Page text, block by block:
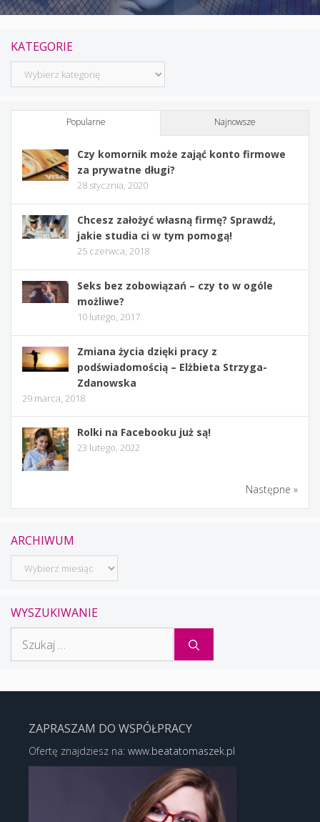
KATEGORIE
Kategorie
Popularne Najnowsze
Czy komornik może zająć konto firmowe
za prywatne długi?
28 stycznia, 2020
Chcesz założyć własną firmę? Sprawdź,
jakie studia ci w tym pomogą!
25 czerwca, 2018
Seks bez zobowiązań – czy to w ogóle
możliwe?
10 lutego, 2017
Zmiana życia dzięki pracy z
podświadomością – Elżbieta Strzyga-
Zdanowska
29 marca, 2018
Rolki na Facebooku już są!
23 lutego, 2022
Następne »
ARCHIWUM
Archiwum
WYSZUKIWANIE
ZAPRASZAM DO WSPÓŁPRACY
Ofertę znajdziesz na: www.beatatomaszek.pl